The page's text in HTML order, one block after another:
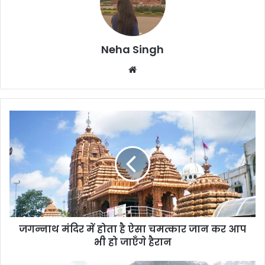
Neha Singh
te
न्ना
थ
दि
र
हो
जगन्नाथ मंदिर में होता है ऐसा चमत्कार जान कर आप
भी हो जाएँगे हैरान